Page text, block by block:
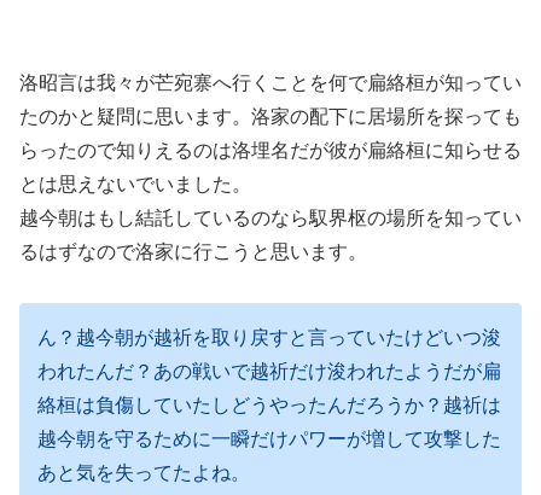
洛昭言は我々が芒宛寨へ行くことを何で扁絡桓が知ってい
たのかと疑問に思います。洛家の配下に居場所を探っても
らったので知りえるのは洛埋名だが彼が扁絡桓に知らせる
とは思えないでいました。
越今朝はもし結託しているのなら馭界枢の場所を知ってい
るはずなので洛家に行こうと思います。
ん？越今朝が越祈を取り戻すと言っていたけどいつ浚
われたんだ？あの戦いで越祈だけ浚われたようだが扁
絡桓は負傷していたしどうやったんだろうか？越祈は
越今朝を守るために一瞬だけパワーが増して攻撃した
あと気を失ってたよね。